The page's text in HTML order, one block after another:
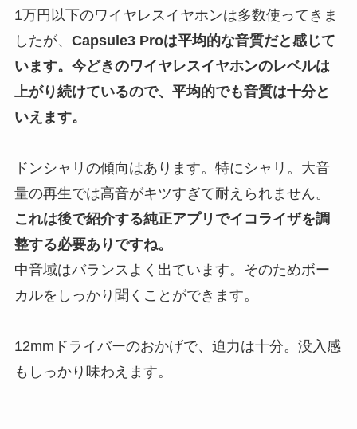
1万円以下のワイヤレスイヤホンは多数使ってきま
したが、 Capsule3 Proは平均的な音質だと感じて
います。今どきのワイヤレスイヤホンのレベルは
上がり続けているので、平均的でも音質は十分と
いえます。
ドンシャリの傾向はあります。特にシャリ。大音
量の再生では高音がキツすぎて耐えられません。
これは後で紹介する純正アプリでイコライザを調
整する必要ありですね。
中音域はバランスよく出ています。そのためボー
カルをしっかり聞くことができます。
12mmドライバーのおかげで、迫力は十分。没入感
もしっかり味わえます。